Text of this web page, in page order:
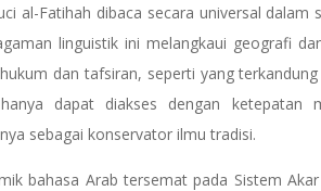
al-Fatihah dibaca secara universal
linguistik ini melangkaui geografi
dan tafsiran, seperti yang
hanya dapat diakses dengan ketepatan
sebagai konservator ilmu tradisi.
bahasa Arab tersemat pada Sistem